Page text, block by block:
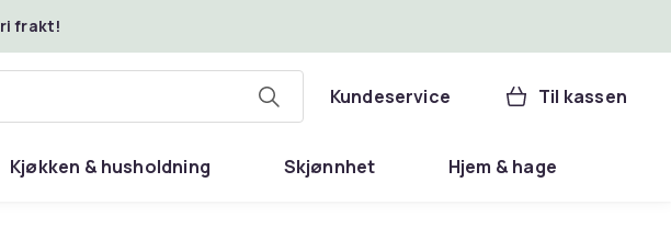
frakt!
Kundeservice Til kassen
Kjøkken & husholdning Skjønnhet Hjem & hage